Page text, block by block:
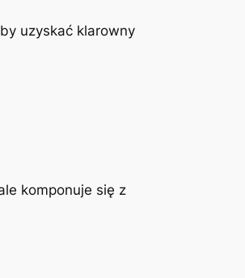
uzyskać klarowny
komponuje się z